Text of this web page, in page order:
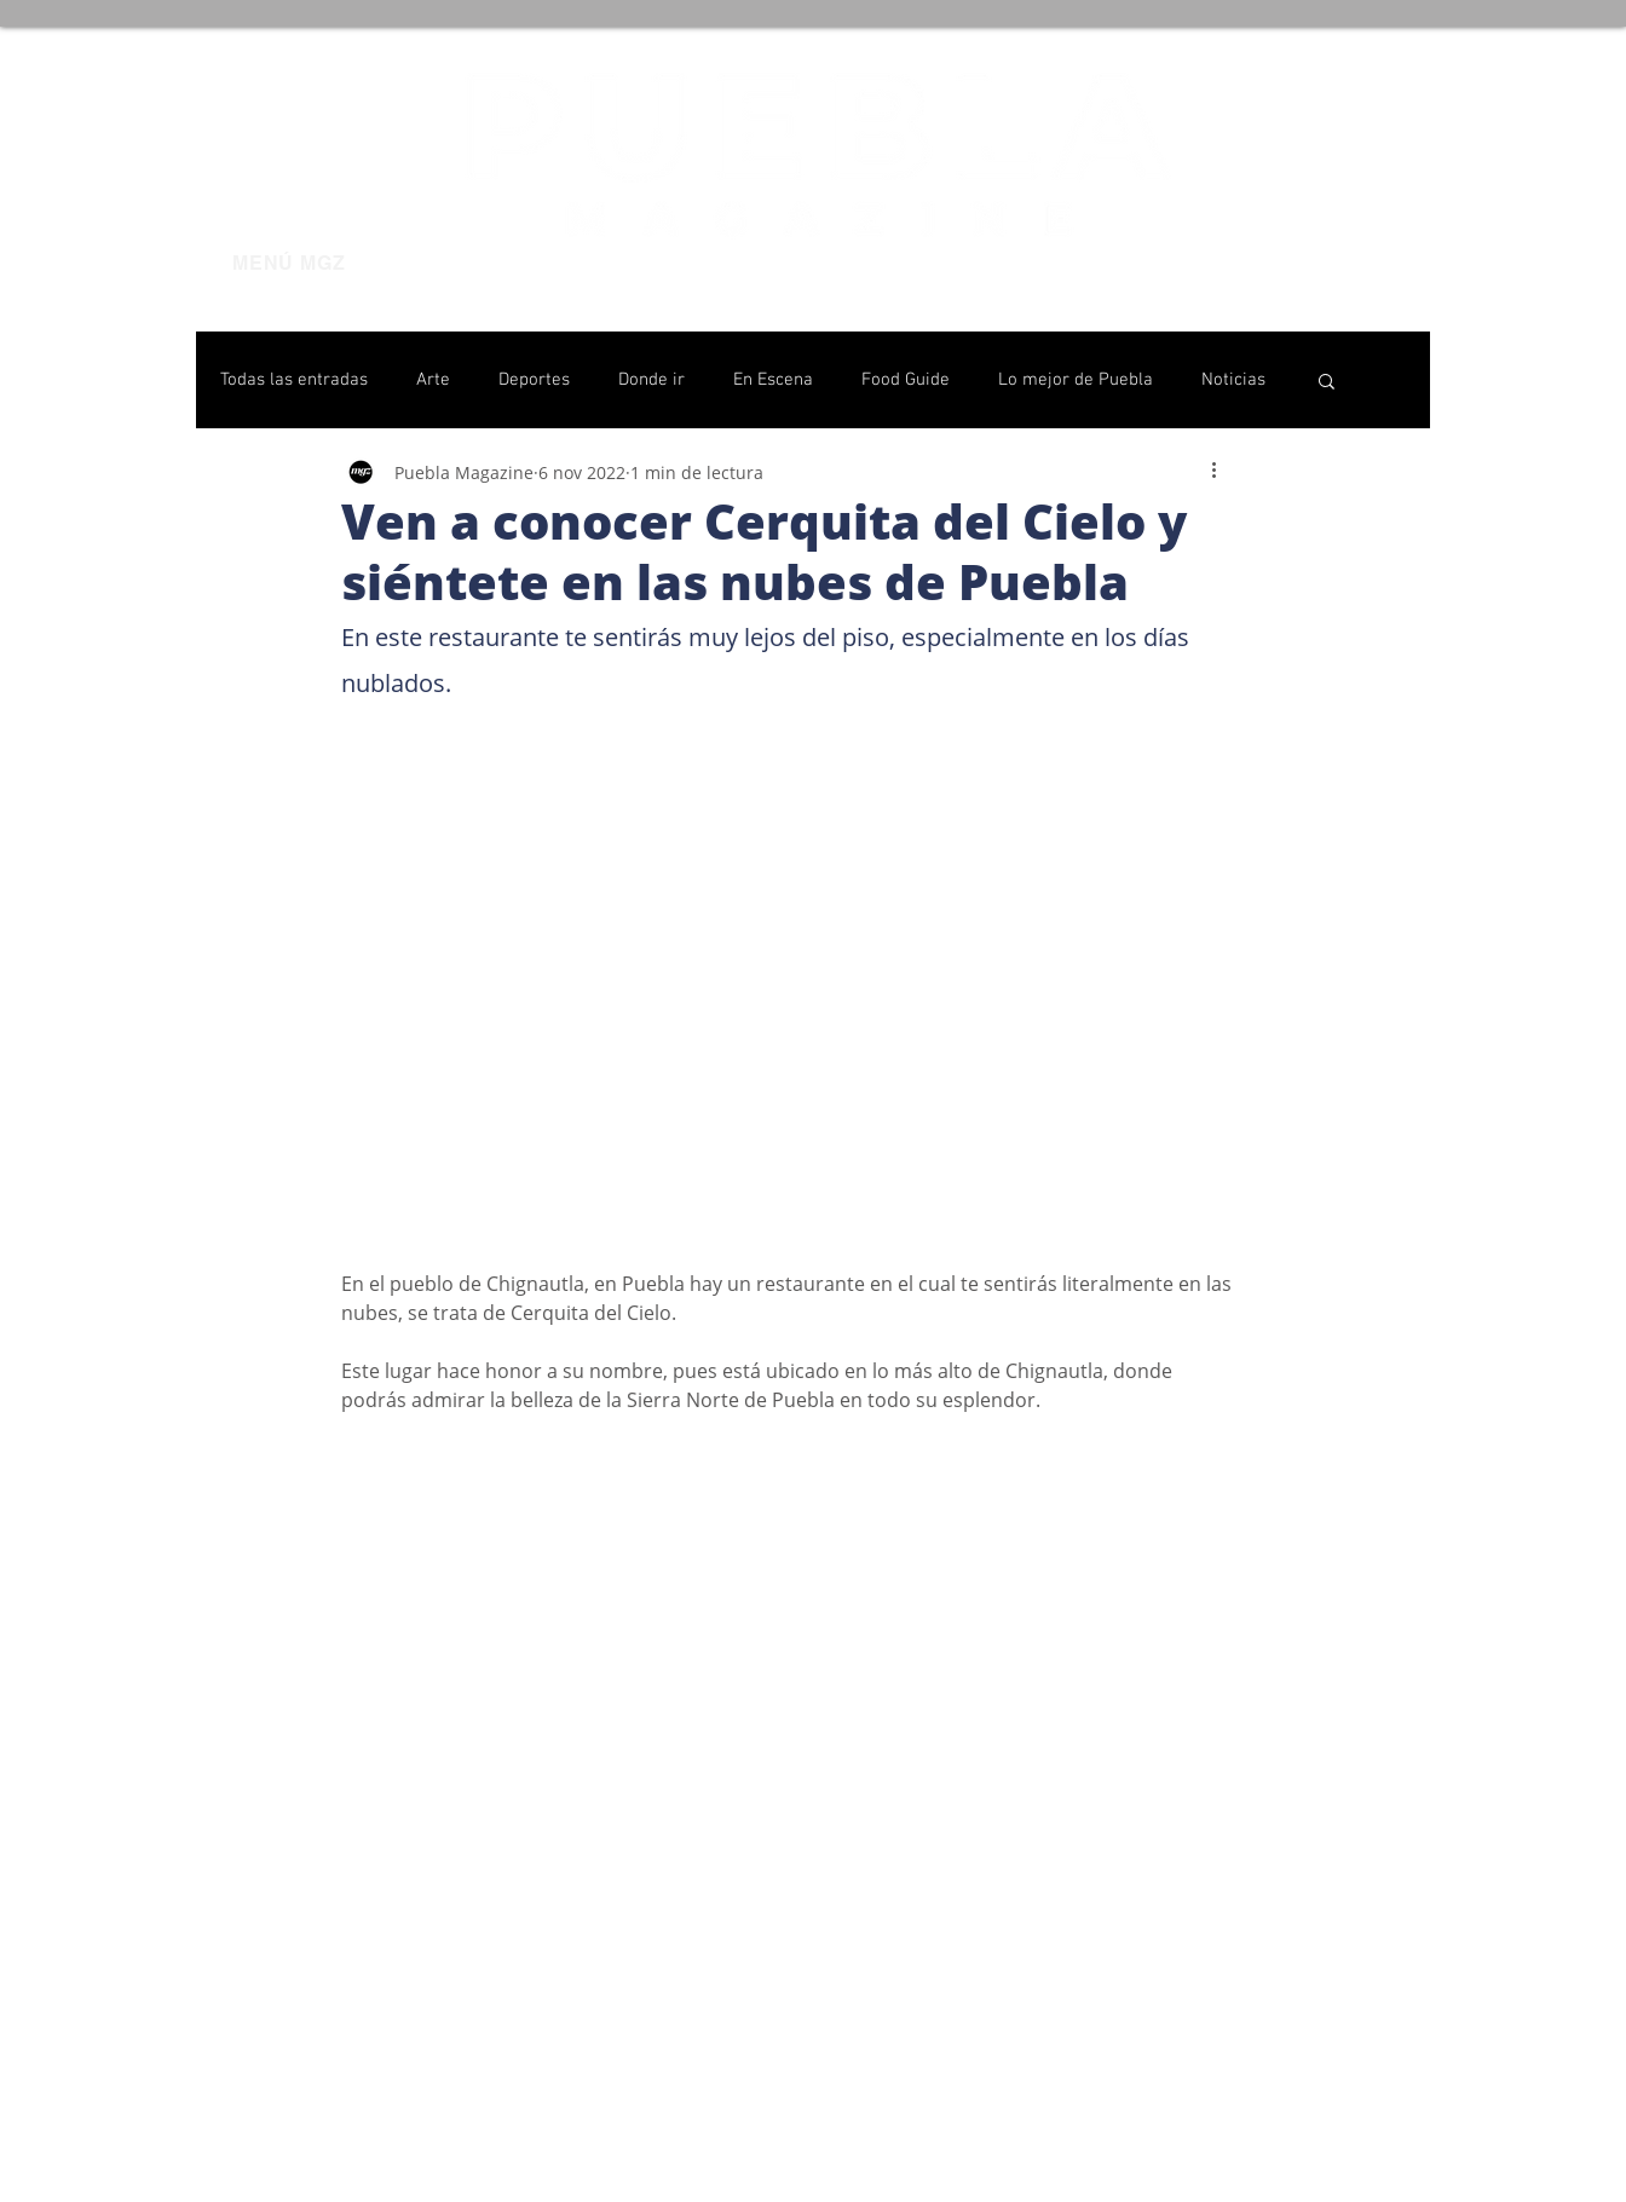
Todas las entradas Arte Deportes Donde ir En Escena Food Guide Lo mejor de Puebla Noticias
Poblanas destacadas Pulso Político
Ven a conocer Cerquita del Cielo y
siéntete en las nubes de Puebla
Puebla Magazine 6 nov 2022 1 min de lectura
En este restaurante te sentirás muy lejos del piso, especialmente en los días
nublados.
En el pueblo de Chignautla, en Puebla hay un restaurante en el cual te sentirás literalmente en las
nubes, se trata de Cerquita del Cielo.
Este lugar hace honor a su nombre, pues está ubicado en lo más alto de Chignautla, donde
podrás admirar la belleza de la Sierra Norte de Puebla en todo su esplendor.